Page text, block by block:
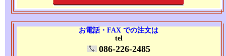
お電話・FAX での注文は
tel
086-226-2485